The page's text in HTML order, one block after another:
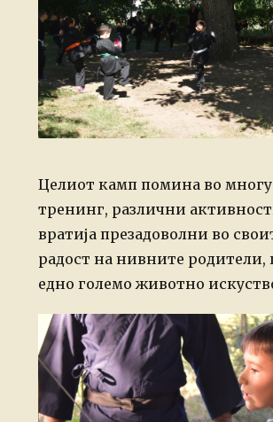
Целиот камп помина во многу
тренинг, различни
вратија презадоволни во
радост на нивните родители,
едно големо животно